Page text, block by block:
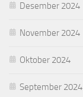
Desember 2024
November 2024
Oktober 2024
September 2024